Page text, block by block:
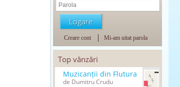
Creare cont Mi-am uitat parola
Top vânzări
Muzicanții din Flutura
de Dumitru Crudu